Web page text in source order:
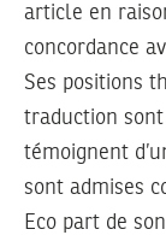
article en
concordance
Ses positions
traduction sont
témoignent
sont admises
Eco part de